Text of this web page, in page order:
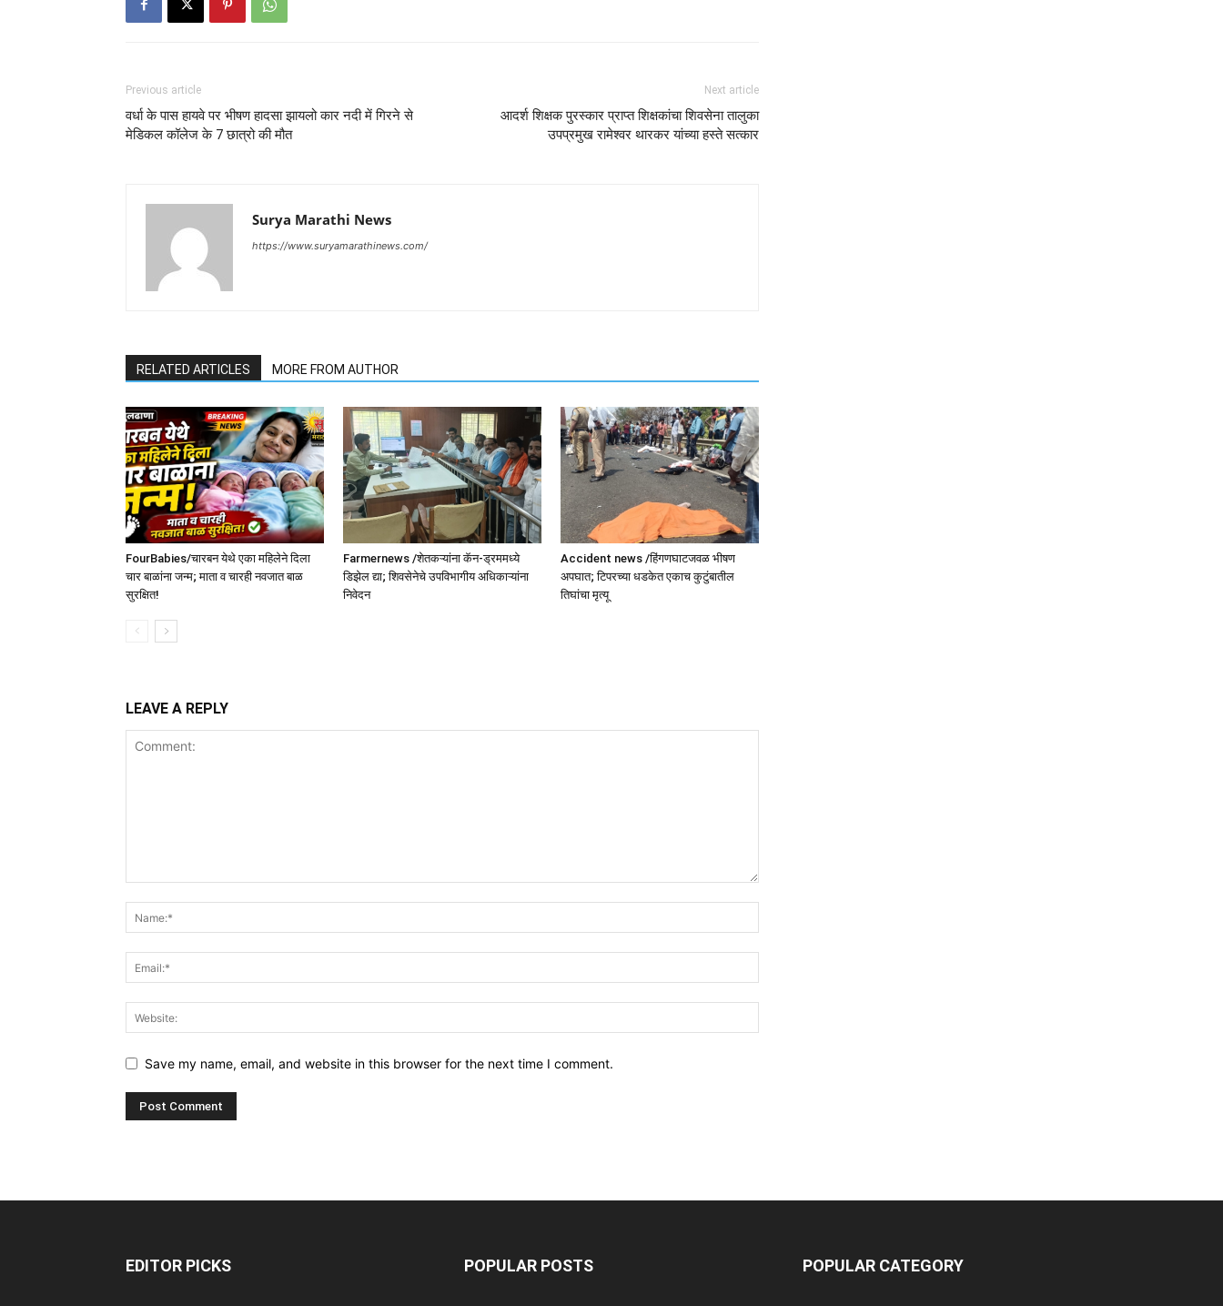
Previous article
वर्धा के पास हायवे पर भीषण हादसा झायलो कार नदी में गिरने से
मेडिकल कॉलेज के 7 छात्रो की मौत
Next article
आदर्श शिक्षक पुरस्कार प्राप्त शिक्षकांचा शिवसेना तालुका
उपप्रमुख रामेश्वर थारकर यांच्या हस्ते सत्कार
Surya Marathi News
https://www.suryamarathinews.com/
RELATED ARTICLES MORE FROM AUTHOR
FourBabies/चारबन येथे एका महिलेने दिला
चार बाळांना जन्म; माता व चारही नवजात बाळ
सुरक्षित!
Farmernews /शेतकऱ्यांना कॅन-ड्रममध्ये
डिझेल द्या; शिवसेनेचे उपविभागीय अधिकाऱ्यांना
निवेदन
Accident news /हिंगणघाटजवळ भीषण
अपघात; टिपरच्या धडकेत एकाच कुटुंबातील
तिघांचा मृत्यू
LEAVE A REPLY
Save my name, email, and website in this browser for the next time I comment.
EDITOR PICKS POPULAR POSTS POPULAR CATEGORY